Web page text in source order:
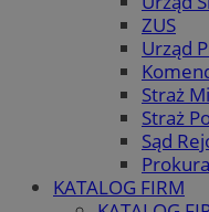
ZUS
Urząd
Straż
Straż
Sąd
KATALOG FIRM